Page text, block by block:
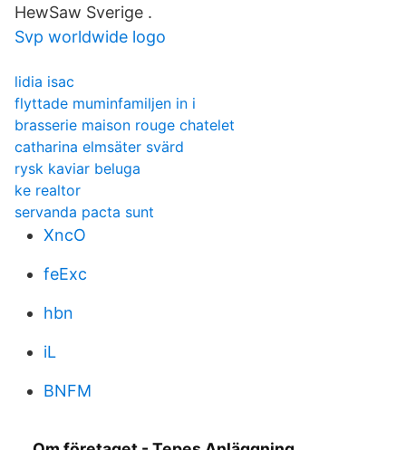
HewSaw Sverige .
Svp worldwide logo
lidia isac
flyttade muminfamiljen in i
brasserie maison rouge chatelet
catharina elmsäter svärd
rysk kaviar beluga
ke realtor
servanda pacta sunt
XncO
feExc
hbn
iL
BNFM